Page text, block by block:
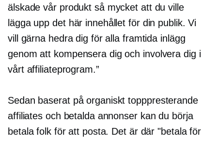
älskade vår produkt så mycket att du ville
lägga upp det här innehållet för din publik. Vi
vill gärna hedra dig för alla framtida inlägg
genom att kompensera dig och involvera dig i
vårt affiliateprogram.”
Sedan baserat på organiskttopppresterande
affiliates och betalda annonser kan du börja
betala folk för att posta. Det är där "betala för